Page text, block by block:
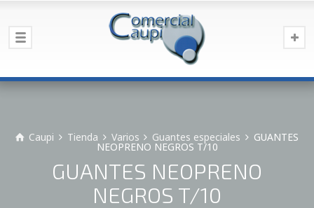
Caupi Tienda Varios Guantes especiales GUANTES
NEOPRENO NEGROS T/10
GUANTES NEOPRENO
NEGROS T/10